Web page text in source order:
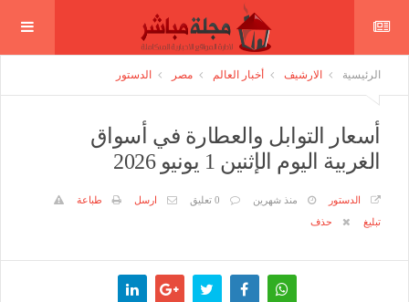
الرئيسية الارشيف أخبار العالم مصر الدستور
أسعار التوابل والعطارة في أسواق
الغربية اليوم الإثنين 1 يونيو 2026
الدستور منذ شهرين 0 تعليق ارسل
طباعة
تبليغ
حذف